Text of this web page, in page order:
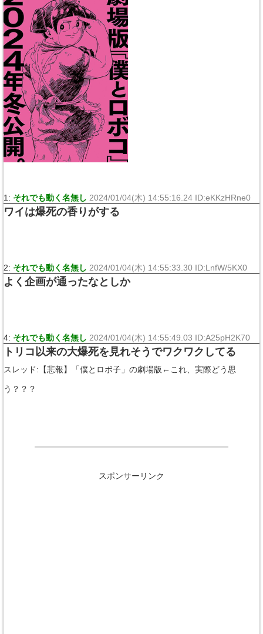
1: それでも動く名無し 2024/01/04(木) 14:55:16.24 ID:eKKzHRne0
ワイは爆死の香りがする
2: それでも動く名無し 2024/01/04(木) 14:55:33.30 ID:LnfW/5KX0
よく企画が通ったなとしか
4: それでも動く名無し 2024/01/04(木) 14:55:49.03 ID:A25pH2K70
トリコ以来の大爆死を見れそうでワクワクしてる
スレッド:【悲報】「僕とロボ子」の劇場版←これ、実際どう思
う？？？
スポンサーリンク